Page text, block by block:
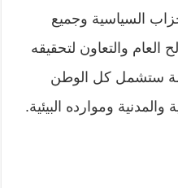
السياسية وجميع
العام والتعاون لتحقيقه
ستشمل كل الوطن
وموارده البيئية.